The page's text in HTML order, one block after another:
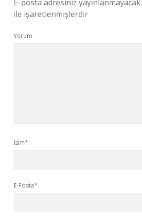
E-posta adresiniz yayınlanmayacak.
ile işaretlenmişlerdir
Yorum
İsim*
E-Posta*